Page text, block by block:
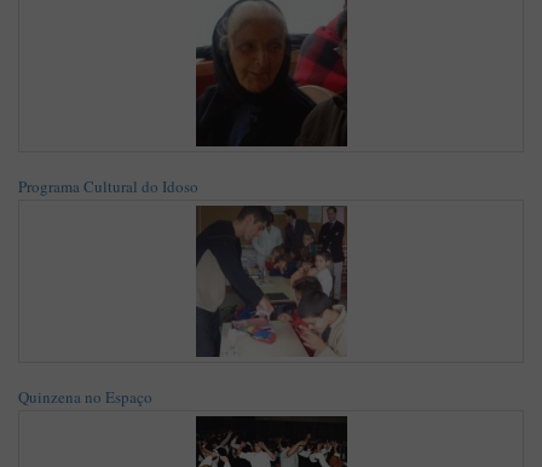
Programa Cultural do Idoso
Quinzena no Espaço